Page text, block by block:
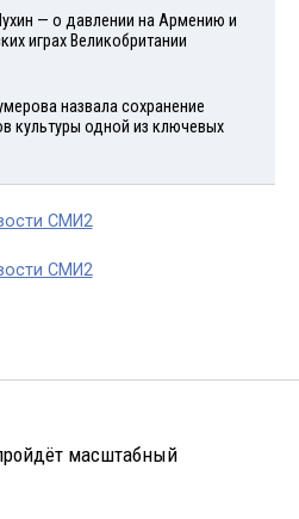
— о давлении на Армению и
играх Великобритании
назвала сохранение
культуры одной из ключевых
СМИ2
СМИ2
масштабный